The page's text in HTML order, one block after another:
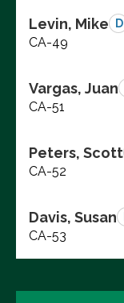
Levin, Mike D
CA-49
Vargas, Juan
CA-51
Peters, Scott
CA-52
Davis, Susan
CA-53